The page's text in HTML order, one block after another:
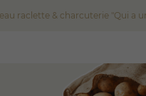
raclette & charcuterie "Qui a